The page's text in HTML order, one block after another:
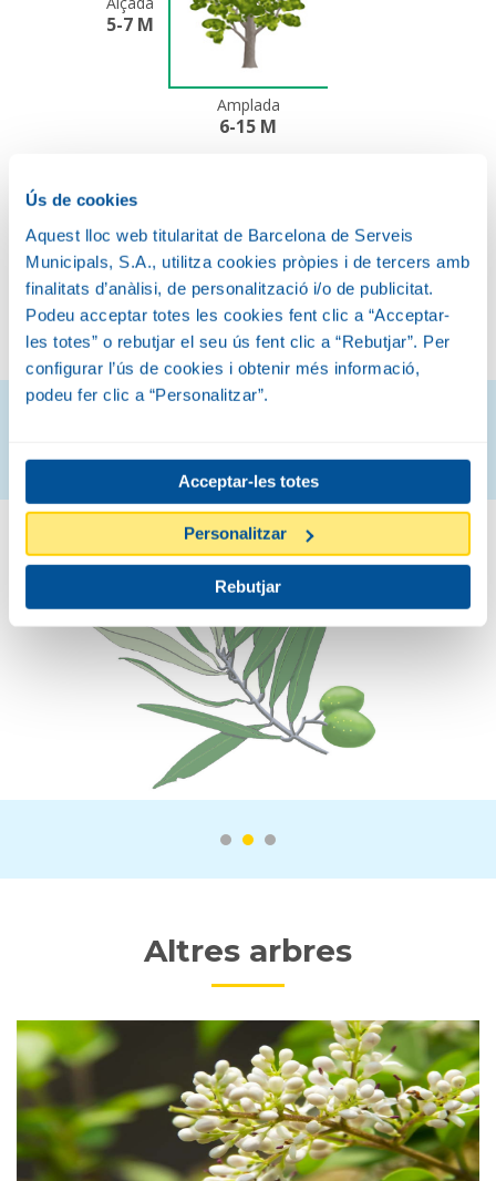
Ús de cookies
Aquest lloc web titularitat de Barcelona de Serveis
Municipals, S.A., utilitza cookies pròpies i de tercers amb
finalitats d’anàlisi, de personalització i/o de publicitat.
Podeu acceptar totes les cookies fent clic a “Acceptar-
les totes” o rebutjar el seu ús fent clic a “Rebutjar”. Per
configurar l’ús de cookies i obtenir més informació,
podeu fer clic a “Personalitzar”.
Acceptar-les totes
Personalitzar
Rebutjar
Amplada
6-15 M
5-7 M
PRIMAVERA TARDOR
Altres arbres